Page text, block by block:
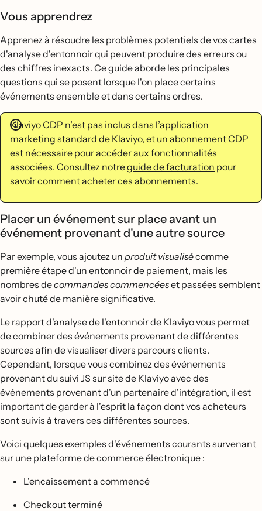
Vous apprendrez
Apprenez à résoudre les problèmes potentiels de vos cartes
d'analyse d'entonnoir qui peuvent produire des erreurs ou
des chiffres inexacts. Ce guide aborde les principales
questions qui se posent lorsque l'on place certains
événements ensemble et dans certains ordres.
Klaviyo CDP n’est pas inclus dans l’application
marketing standard de Klaviyo, et un abonnement CDP
est nécessaire pour accéder aux fonctionnalités
associées. Consultez notreguide de facturation pour
savoir comment acheter ces abonnements.
Placer un événement sur place avant un
événement provenant d'une autre source
Par exemple, vous ajoutez un produit visualisécomme
première étape d'un entonnoir de paiement, mais les
nombres decommandescommencéeset passées semblent
avoir chuté de manière significative.
Le rapport d'analyse de l'entonnoir de Klaviyo vous permet
de combiner des événements provenant de différentes
sources afin de visualiser divers parcours clients.
Cependant, lorsque vous combinez des événements
provenant du suivi JS sur site de Klaviyo avec des
événements provenant d'un partenaire d'intégration, il est
important de garder à l'esprit la façon dont vos acheteurs
sont suivis à travers ces différentes sources.
Voici quelques exemples d'événements courants survenant
sur une plateforme de commerce électronique :
L'encaissement a commencé
Checkout terminé